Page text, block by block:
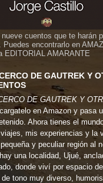
nueve cuentos que te harán
Puedes encontrarlo en
EDITORIAL AMARANTE
DE GAUTREK Y
DE GAUTREK Y
en Amazon y pasa
Ahora tienes el
mis experiencias y la
y peculiar región al
una localidad, Ujué,
donde viví por espacio
de tono muy diverso,